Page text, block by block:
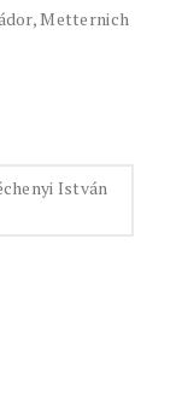
Metternich
István